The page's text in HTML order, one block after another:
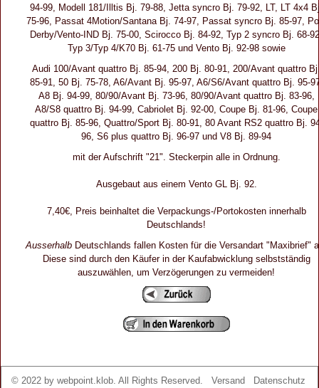
94-99, Modell 181/Illtis Bj. 79-88, Jetta syncro Bj. 79-92, LT, LT 4x4
75-96, Passat 4Motion/Santana Bj. 74-97, Passat syncro Bj. 85-97,
Derby/Vento-IND Bj. 75-00, Scirocco Bj. 84-92, Typ 2 syncro Bj. 68-
Typ 3/Typ 4/K70 Bj. 61-75 und Vento Bj. 92-98 sowie
Audi 100/Avant quattro Bj. 85-94, 200 Bj. 80-91, 200/Avant quattro
85-91, 50 Bj. 75-78, A6/Avant Bj. 95-97, A6/S6/Avant quattro Bj. 95-
A8 Bj. 94-99, 80/90/Avant Bj. 73-96, 80/90/Avant quattro Bj. 83-96,
A8/S8 quattro Bj. 94-99, Cabriolet Bj. 92-00, Coupe Bj. 81-96, Coupe
quattro Bj. 85-96, Quattro/Sport Bj. 80-91, 80 Avant RS2 quattro Bj.
96, S6 plus quattro Bj. 96-97 und V8 Bj. 89-94
mit der Aufschrift "21". Steckerpin alle in Ordnung.
Ausgebaut aus einem Vento GL Bj. 92.
7,40€, Preis beinhaltet die Verpackungs-/Portokosten innerhalb
Deutschlands!
Ausserhalb Deutschlands fallen Kosten für die Versandart "Maxibrief"
Diese sind durch den Käufer in der Kaufabwicklung selbstständig
auszuwählen, um Verzögerungen zu vermeiden!
© 2022 by webpoint.klob. All Rights Reserved. Versand Datenschutz